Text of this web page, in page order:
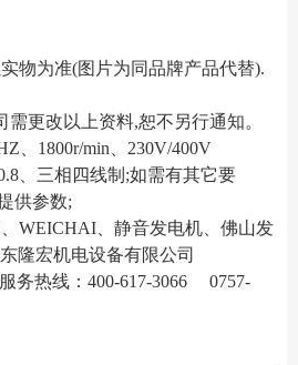
物为准(图片为同品牌产品代替).
更改以上资料,恕不另行通知。
、1800r/min、230V/400V
、三相四线制;如需有其它要
供参数;
WEICHAI、静音发电机、佛山发
隆宏机电设备有限公司
服务热线：400-617-3066 0757-